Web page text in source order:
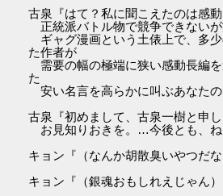
古泉『はて？私に聞こえたのは感
正統派バトル物で競争できない
ギャグ漫画という土俵上で、多
た作者が
需要の幅の極端に狭い感動長編
た
安い名言を高らかに叫ぶあなたの
古泉『初めまして、古泉一樹と申
お見知りおきを。…今後とも、ね
キョン『（なんか胡散臭いやつだ
キョン『（銀魂おもしれえじゃん）